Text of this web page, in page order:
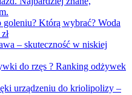
goleniu? Którą wybrać? Woda
– skuteczność w niskiej
do rzęs ? Ranking odżywek
urządzeniu do kriolipolizy –